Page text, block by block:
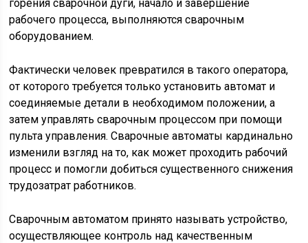
горения сварочной дуги, начало и завершение
рабочего процесса, выполняются сварочным
оборудованием.
Фактически человек превратился в такого оператора,
от которого требуется только установить автомат и
соединяемые детали в необходимом положении, а
затем управлять сварочным процессом при помощи
пульта управления. Сварочные автоматы кардинально
изменили взгляд на то, как может проходить рабочий
процесс и помогли добиться существенного снижения
трудозатрат работников.
Сварочным автоматом принято называть устройство,
осуществляющее контроль над качественным